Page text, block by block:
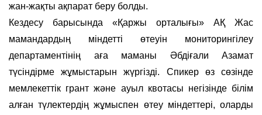
жан-жақты ақпарат беру болды.
Кездесу барысында «Қаржы орталығы» АҚ Жас
мамандардың міндетті өтеуін мониторингілеу
департаментінің аға маманы Әбдіғали Азамат
түсіндірме жұмыстарын жүргізді. Спикер өз сөзінде
мемлекеттік грант және ауыл квотасы негізінде білім
алған түлектердің жұмыспен өтеу міндеттері, оларды